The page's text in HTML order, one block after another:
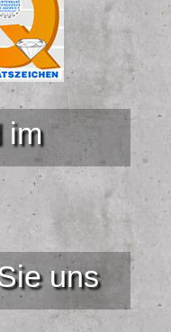
im
uns